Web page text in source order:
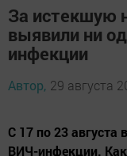
За истекшую
выявили ни
инфекции
Автор, 29 августа
С 17 по 23 августа
ВИЧ-инфекции. Как